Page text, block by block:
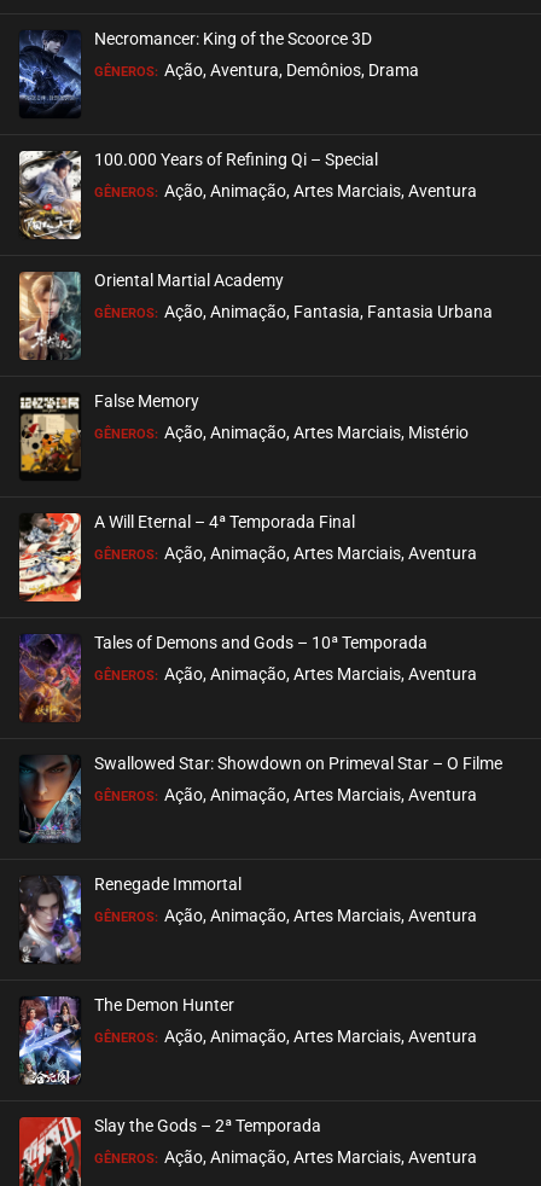
Necromancer: King of the Scoorce 3D
GÊNEROS: Ação, Aventura, Demônios, Drama
100.000 Years of Refining Qi – Special
GÊNEROS: Ação, Animação, Artes Marciais, Aventura
Oriental Martial Academy
GÊNEROS: Ação, Animação, Fantasia, Fantasia Urbana
False Memory
GÊNEROS: Ação, Animação, Artes Marciais, Mistério
A Will Eternal – 4ª Temporada Final
GÊNEROS: Ação, Animação, Artes Marciais, Aventura
Tales of Demons and Gods – 10ª Temporada
GÊNEROS: Ação, Animação, Artes Marciais, Aventura
Swallowed Star: Showdown on Primeval Star – O Filme
GÊNEROS: Ação, Animação, Artes Marciais, Aventura
Renegade Immortal
GÊNEROS: Ação, Animação, Artes Marciais, Aventura
The Demon Hunter
GÊNEROS: Ação, Animação, Artes Marciais, Aventura
Slay the Gods – 2ª Temporada
GÊNEROS: Ação, Animação, Artes Marciais, Aventura